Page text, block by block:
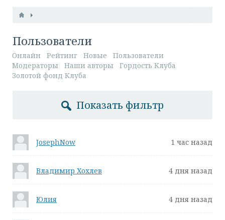
Пользователи
Онлайн Рейтинг Новые
Пользователи
Модераторы
Наши авторы
Гордость Клуба
Золотой фонд Клуба
Показать фильтр
JosephNow 1 час назад
Владимир Хохлев 4 дня назад
Юлия 4 дня назад